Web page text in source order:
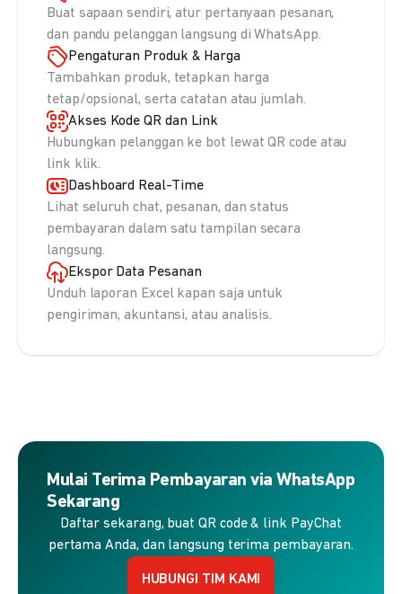
Buat sapaan sendiri, atur pertanyaan pesanan,
dan pandu pelanggan langsung di WhatsApp.
Pengaturan Produk & Harga
Tambahkan produk, tetapkan harga
tetap/opsional, serta catatan atau jumlah.
Akses Kode QR dan Link
Hubungkan pelanggan ke bot lewat QR code atau
link klik.
Dashboard Real-Time
Lihat seluruh chat, pesanan, dan status
pembayaran dalam satu tampilan secara
langsung.
Ekspor Data Pesanan
Unduh laporan Excel kapan saja untuk
pengiriman, akuntansi, atau analisis.
Mulai Terima Pembayaran via WhatsApp
Sekarang
Daftar sekarang, buat QR code & link PayChat
pertama Anda, dan langsung terima pembayaran.
HUBUNGI TIM KAMI